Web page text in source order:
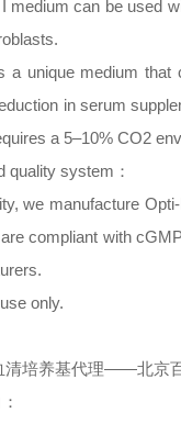
can be used
unique medium that
in serum
a 5–10% CO2
quality system ：
we manufacture
compliant with
only.
清培养基代理——北京百